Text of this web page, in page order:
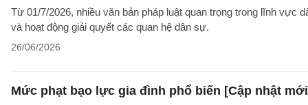
Từ 01/7/2026, nhiều văn bản pháp luật quan trọng trong lĩnh
và hoạt động giải quyết các quan hệ dân sự.
26/06/2026
Mức phạt bạo lực gia đình phổ biến [Cập nhật